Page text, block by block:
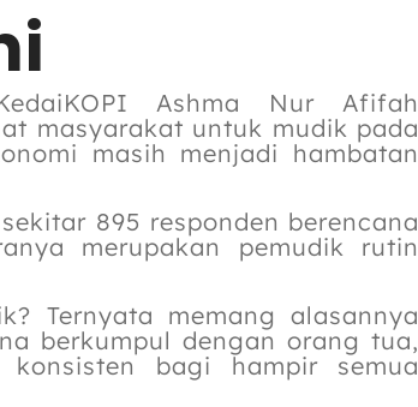
Ashma Nur Afifah
masyarakat untuk mudik pada
masih menjadi hambatan
895 responden berencana
merupakan pemudik rutin
Ternyata memang alasannya
berkumpul dengan orang tua,
bagi hampir semua